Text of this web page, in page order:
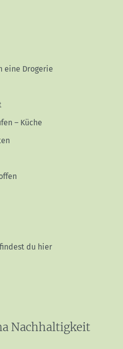
eine Drogerie
– Küche
du hier
Nachhaltigkeit